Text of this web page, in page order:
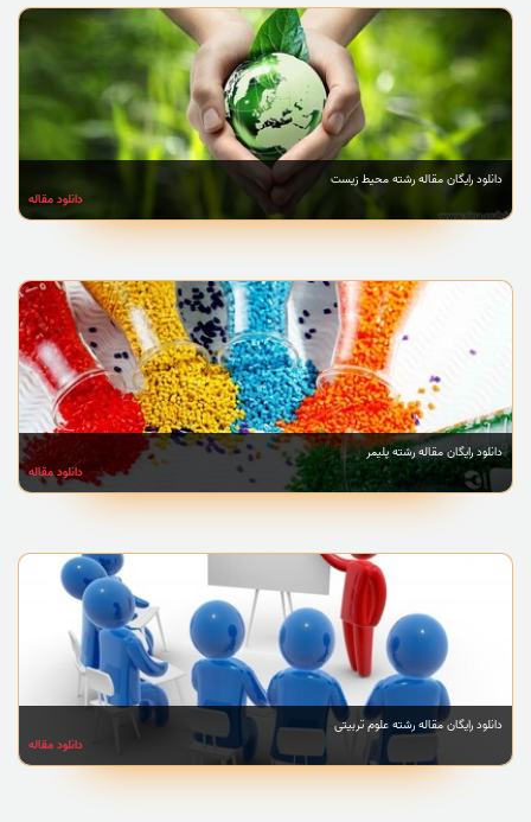
دانلود رایگان مقاله رشته محیط زیست
دانلود مقاله
دانلود رایگان مقاله رشته پلیمر
دانلود مقاله
دانلود رایگان مقاله رشته علوم تربیتی
دانلود مقاله